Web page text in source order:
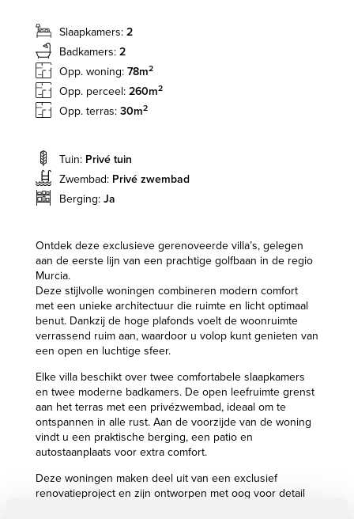
Slaapkamers: 2
Badkamers: 2
Opp. woning: 78m2
Opp. perceel: 260m2
Opp. terras: 30m2
Tuin: Privé tuin
Zwembad: Privé zwembad
Berging: Ja
Ontdek deze exclusieve gerenoveerde villa’s, gelegen
aan de eerste lijn van een prachtige golfbaan in de regio
Murcia.
Deze stijlvolle woningen combineren modern comfort
met een unieke architectuur die ruimte en licht optimaal
benut. Dankzij de hoge plafonds voelt de woonruimte
verrassend ruim aan, waardoor u volop kunt genieten van
een open en luchtige sfeer.
Elke villa beschikt over twee comfortabele slaapkamers
en twee moderne badkamers. De open leefruimte grenst
aan het terras met een privézwembad, ideaal om te
ontspannen in alle rust. Aan de voorzijde van de woning
vindt u een praktische berging, een patio en
autostaanplaats voor extra comfort.
Deze woningen maken deel uit van een exclusief
renovatieproject en zijn ontworpen met oog voor detail